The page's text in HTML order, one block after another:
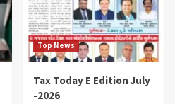
Top News
Tax Today E Edition July
-2026